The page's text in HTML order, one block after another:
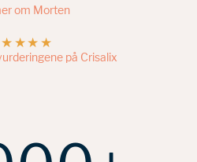
om Morten
på Crisalix